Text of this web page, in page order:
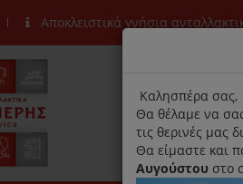
Αποκλειστικά γνήσια
title
Καλησπέρα σας,
Θα θέλαμε να
τις θερινές μας
Θα είμαστε και
Αυγούστου στο